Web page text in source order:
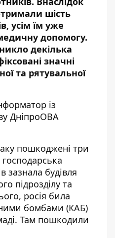
шість
усім їм уже
допомогу.
декілька
значні
та рятувальної
із
ДніпроОВА
пошкоджені три
зазнала будівля
підрозділу та
росія била
бомбами (КАБ)
Там пошкодили